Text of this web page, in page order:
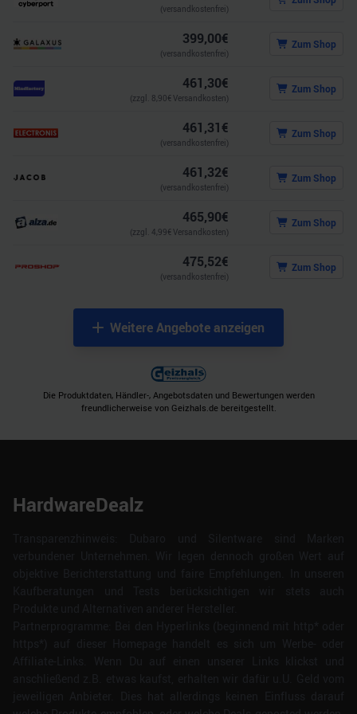
(versandkostenfrei)
399,00€
(versandkostenfrei)
Zum Shop
461,30€
(zzgl. 8,90€ Versandkosten)
Zum Shop
461,31€
(versandkostenfrei)
Zum Shop
461,32€
(versandkostenfrei)
Zum Shop
465,90€
(zzgl. 4,99€ Versandkosten)
Zum Shop
475,52€
(versandkostenfrei)
Zum Shop
Weitere Angebote anzeigen
Die Produktdaten, Händler-, Angebotsdaten und Bewertungen werden
freundlicherweise von Geizhals.de bereitgestellt.
HardwareDealz